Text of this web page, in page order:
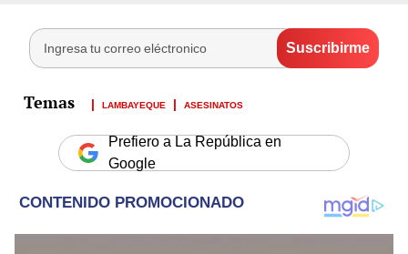
LAMBAYEQUE ASESINATOS
Prefiero a La República en
Google